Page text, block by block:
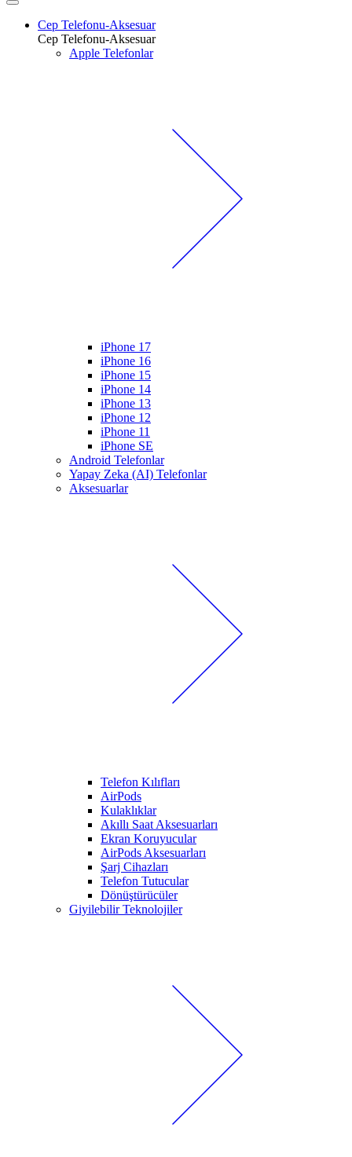
Cep Telefonu-Aksesuar
Cep Telefonu-Aksesuar
Apple Telefonlar
iPhone 17
iPhone 16
iPhone 15
iPhone 14
iPhone 13
iPhone 12
iPhone 11
iPhone SE
Android Telefonlar
Yapay Zeka (AI) Telefonlar
Aksesuarlar
Telefon Kılıfları
AirPods
Kulaklıklar
Akıllı Saat Aksesuarları
Ekran Koruyucular
AirPods Aksesuarları
Şarj Cihazları
Telefon Tutucular
Dönüştürücüler
Giyilebilir Teknolojiler